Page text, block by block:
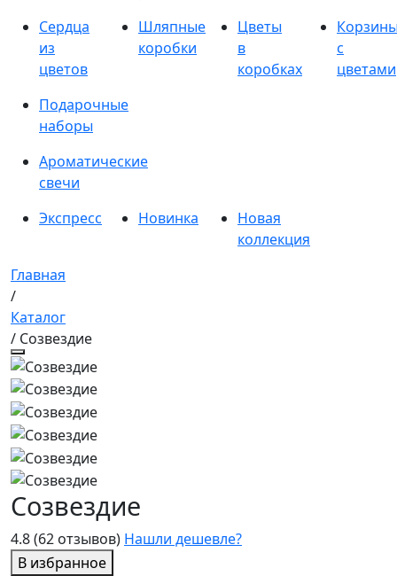
Сердца
из
цветов
Шляпные
коробки
Цветы
в
коробках
с
цветами
Подарочные
наборы
Ароматические
свечи
Экспресс
Новинка
Новая
коллекция
Главная
/
Каталог
/ Созвездие
4.8(62 отзывов) Нашли дешевле?
В избранное
Созвездие